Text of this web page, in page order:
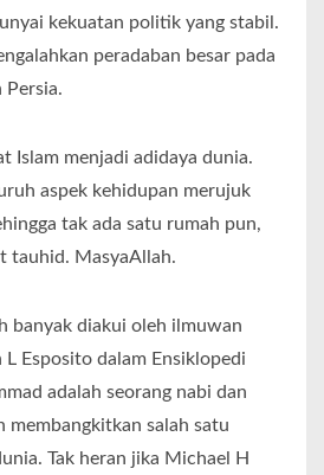
kekuatan politik yang stabil.
peradaban besar pada
Persia.
Islam menjadi adidaya dunia.
aspek kehidupan merujuk
tak ada satu rumah pun,
tauhid. MasyaAllah.
banyak diakui oleh ilmuwan
Esposito dalam Ensiklopedi
adalah seorang nabi dan
membangkitkan salah satu
Tak heran jika Michael H